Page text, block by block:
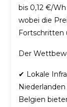
bis 0,12 €/
wobei die
Fortschritten
Der
✔ Lokale
Belgien